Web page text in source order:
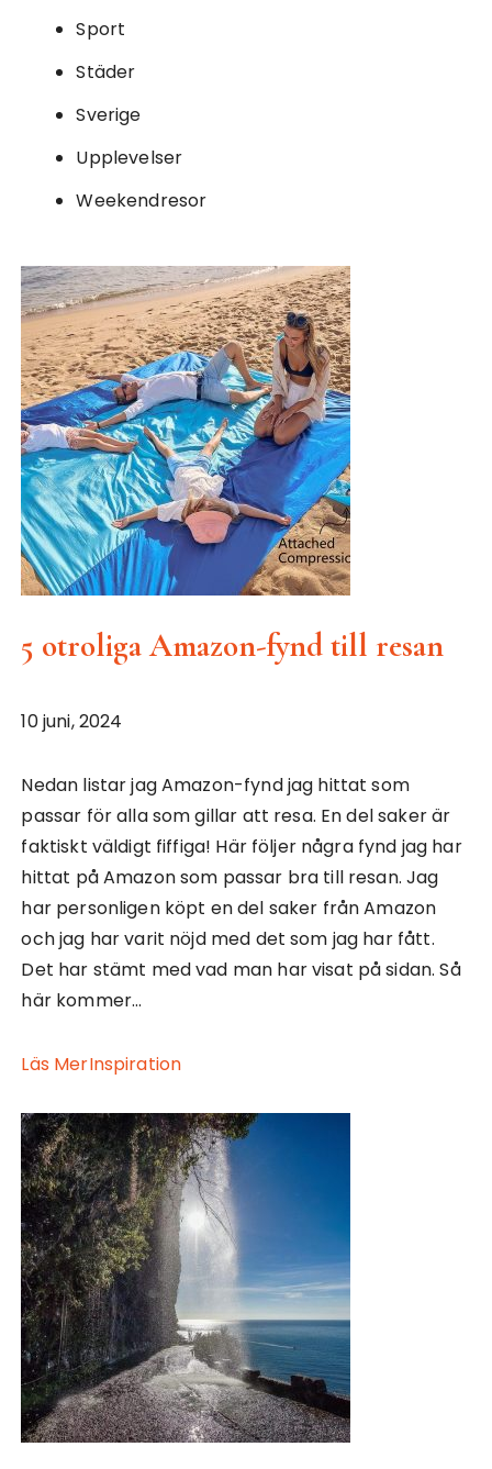
Sport
Städer
Sverige
Upplevelser
Weekendresor
5 otroliga Amazon-fynd till resan
10 juni, 2024
Nedan listar jag Amazon-fynd jag hittat som
passar för alla som gillar att resa. En del saker är
faktiskt väldigt fiffiga! Här följer några fynd jag har
hittat på Amazon som passar bra till resan. Jag
har personligen köpt en del saker från Amazon
och jag har varit nöjd med det som jag har fått.
Det har stämt med vad man har visat på sidan. Så
här kommer…
Läs MerInspiration